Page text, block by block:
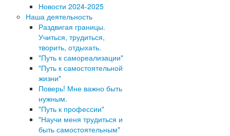
Новости 2024-2025
Наша деятельность
Раздвигая границы.
Учиться, трудиться,
творить, отдыхать.
"Путь к самореализации"
"Путь к самостоятельной
жизни"
Поверь! Мне важно быть
нужным.
"Путь к профессии"
"Научи меня трудиться и
быть самостоятельным"